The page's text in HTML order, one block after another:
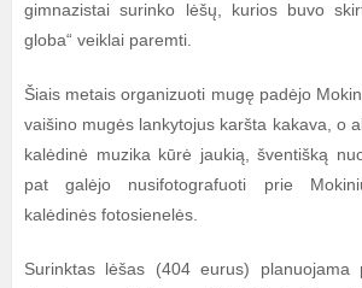
gimnazistai surinko lėšų, kurios buvo
globa“ veiklai paremti.
Šiais metais organizuoti mugę padėjo
vaišino mugės lankytojus karšta kakava, o
kalėdinė muzika kūrė jaukią, šventišką
pat galėjo nusifotografuoti prie
kalėdinės fotosienelės.
Surinktas lėšas (404 eurus) planuojama